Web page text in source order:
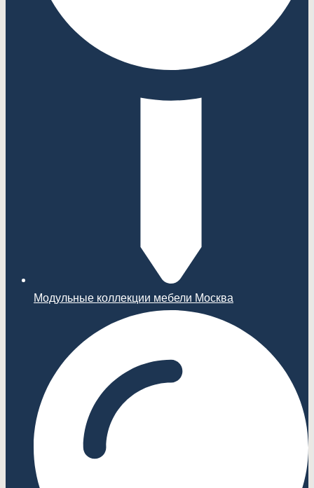
Модульные коллекции мебели Москва